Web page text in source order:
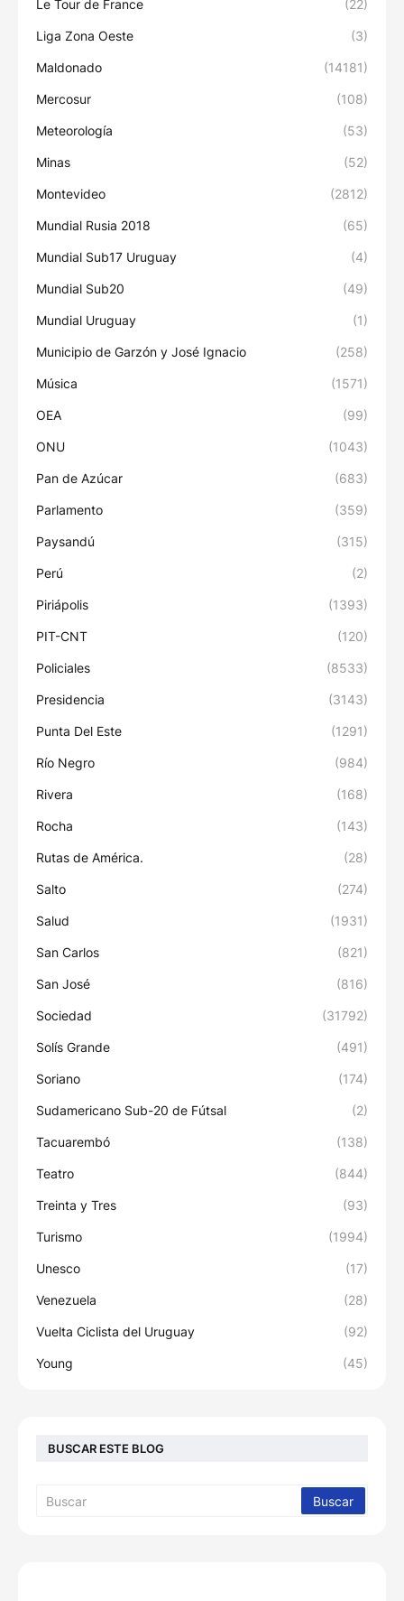
Le Tour de France (22)
Liga Zona Oeste (3)
Maldonado (14181)
Mercosur (108)
Meteorología (53)
Minas (52)
Montevideo (2812)
Mundial Rusia 2018 (65)
Mundial Sub17 Uruguay (4)
Mundial Sub20 (49)
Mundial Uruguay (1)
Municipio de Garzón y José Ignacio (258)
Música (1571)
OEA (99)
ONU (1043)
Pan de Azúcar (683)
Parlamento (359)
Paysandú (315)
Perú (2)
Piriápolis (1393)
PIT-CNT (120)
Policiales (8533)
Presidencia (3143)
Punta Del Este (1291)
Río Negro (984)
Rivera (168)
Rocha (143)
Rutas de América. (28)
Salto (274)
Salud (1931)
San Carlos (821)
San José (816)
Sociedad (31792)
Solís Grande (491)
Soriano (174)
Sudamericano Sub-20 de Fútsal (2)
Tacuarembó (138)
Teatro (844)
Treinta y Tres (93)
Turismo (1994)
Unesco (17)
Venezuela (28)
Vuelta Ciclista del Uruguay (92)
Young (45)
BUSCAR ESTE BLOG